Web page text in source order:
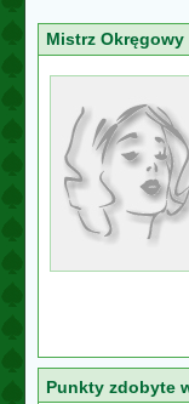
Mistrz Okręgowy
Punkty zdobyte